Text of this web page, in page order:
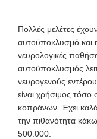
Πολλές μελέτες
αυτοϋποκλυσμό και
νευρολογικές
αυτοϋποκλυσμός
νευρογενούς
είναι χρήσιμος τόσο
κοπράνων. Έχει
την πιθανότητα
500.000.